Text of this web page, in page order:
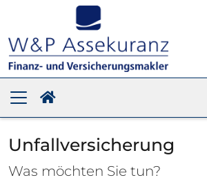
Unfallversicherung
Was möchten Sie tun?